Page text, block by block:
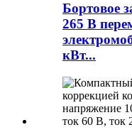
Бортовое
265 В
кВт...